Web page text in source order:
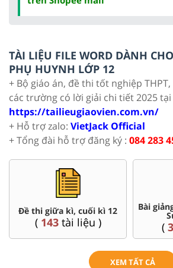
TÀI LIỆU FILE WORD DÀNH
PHỤ HUYNH LỚP 12
+ Bộ giáo án, đề thi tốt nghiệp
các trường có lời giải chi tiết 2025 tại
https://tailieugiaovien.com.vn/
+ Hỗ trợ zalo: VietJack Official
+ Tổng đài hỗ trợ đăng ký : 084 283
Đề thi giữa kì, cuối kì 12
( 143tài liệu )
Bài
(
XEM TẤT CẢ